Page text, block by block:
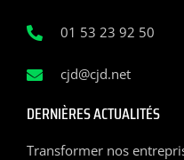
01 53 23 92 50
cjd@cjd.net
DERNIÈRES ACTUALITÉS
Transformer nos